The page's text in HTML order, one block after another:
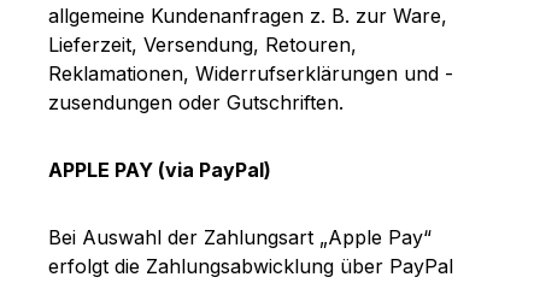
allgemeine Kundenanfragen z. B. zur Ware,
Lieferzeit, Versendung, Retouren,
Reklamationen, Widerrufserklärungen und -
zusendungen oder Gutschriften.
APPLE PAY (via PayPal)
Bei Auswahl der Zahlungsart „Apple Pay“
erfolgt die Zahlungsabwicklung über PayPal